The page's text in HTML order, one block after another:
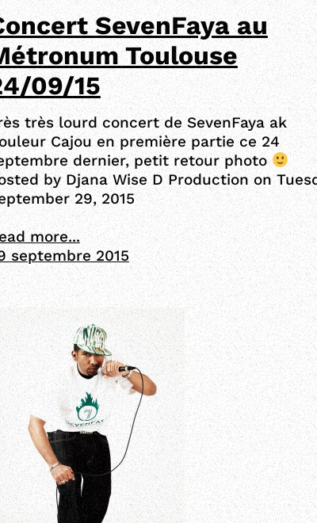
SevenFaya au
Toulouse
09/15
très lourd concert de SevenFaya ak
Cajou en première partie ce 24
dernier, petit retour photo
by Djana Wise D Production on
29, 2015
more...
septembre 2015